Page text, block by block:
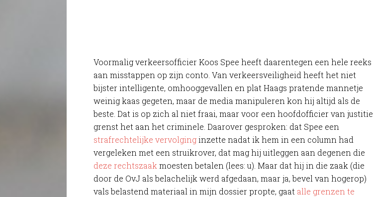
Voormalig verkeersofficier Koos Spee heeft daarentegen een hele reeks
aan misstappen op zijn conto. Van verkeersveiligheid heeft het niet
bijster intelligente, omhooggevallen en plat Haags pratende mannetje
weinig kaas gegeten, maar de media manipuleren kon hij altijd als de
beste. Dat is op zich al niet fraai, maar voor een hoofdofficier van justitie
grenst het aan het criminele. Daarover gesproken: dat Spee een
strafrechtelijke vervolginginzette nadat ik hem in een column had
vergeleken met een struikrover, dat mag hij uitleggen aan degenen die
deze rechtszaak moesten betalen (lees: u). Maar dat hij in die zaak (die
door de OvJ als belachelijk werd afgedaan, maar ja, bevel van hogerop)
vals belastend materiaal in mijn dossier propte, gaat alle grenzen te